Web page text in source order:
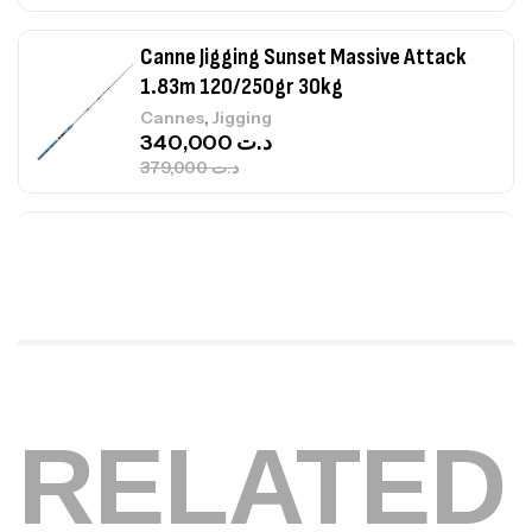
Canne Jigging Sunset Massive Attack
1.83m 120/250gr 30kg
Cannes,Jigging
د.ت379,000
د.ت
Accastillage bateau,Accessoires bateaux
د.ت
RELATED